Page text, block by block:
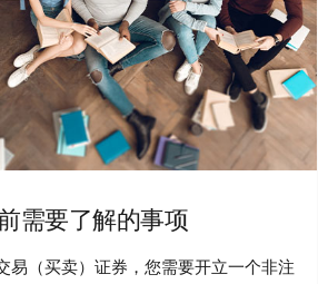
需要了解的事项
易（买卖）证券，您需要开立一个非注